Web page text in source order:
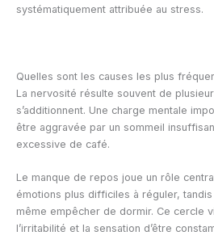
systématiquement attribuée au stress.
Quelles sont les causes les plus
La nervosité résulte souvent de
s’additionnent. Une charge mentale
être aggravée par un sommeil
excessive de café.
Le manque de repos joue un rôle
émotions plus difficiles à réguler,
même empêcher de dormir. Ce cercle
l’irritabilité et la sensation d’être